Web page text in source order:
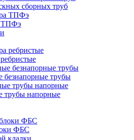
сборных труб
ТПФэ
безнапорные трубы
трубы напорные
ФБС